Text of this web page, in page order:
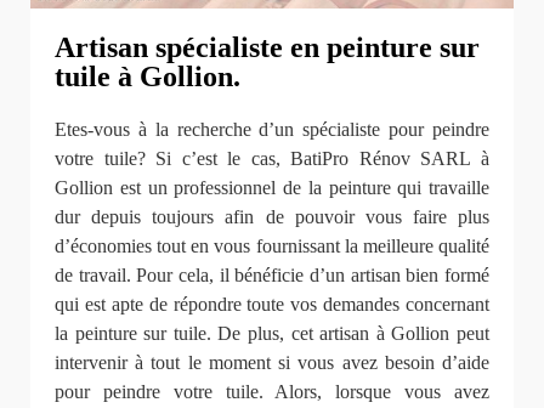
Artisan spécialiste en peinture sur
tuile à Gollion.
Etes-vous à la recherche d’un spécialiste pour peindre
votre tuile? Si c’est le cas, BatiPro Rénov SARL à
Gollion est un professionnel de la peinture qui travaille
dur depuis toujours afin de pouvoir vous faire plus
d’économies tout en vous fournissant la meilleure qualité
de travail. Pour cela, il bénéficie d’un artisan bien formé
qui est apte de répondre toute vos demandes concernant
la peinture sur tuile. De plus, cet artisan à Gollion peut
intervenir à tout le moment si vous avez besoin d’aide
pour peindre votre tuile. Alors, lorsque vous avez